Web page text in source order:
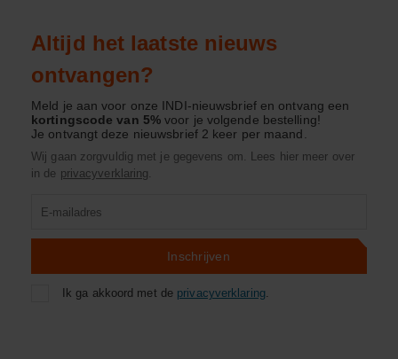
Altijd het laatste nieuws
ontvangen?
Meld je aan voor onze INDI-nieuwsbrief en ontvang een
kortingscode van 5%voor je volgende bestelling!
Je ontvangt deze nieuwsbrief 2 keer per maand.
Wij gaan zorgvuldig met je gegevens om. Lees hier meer over
in de privacyverklaring.
Inschrijven
Ik ga akkoord met de privacyverklaring.